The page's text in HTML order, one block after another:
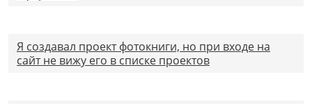
Я создавал проект фотокниги, но при входе на
сайт не вижу его в списке проектов